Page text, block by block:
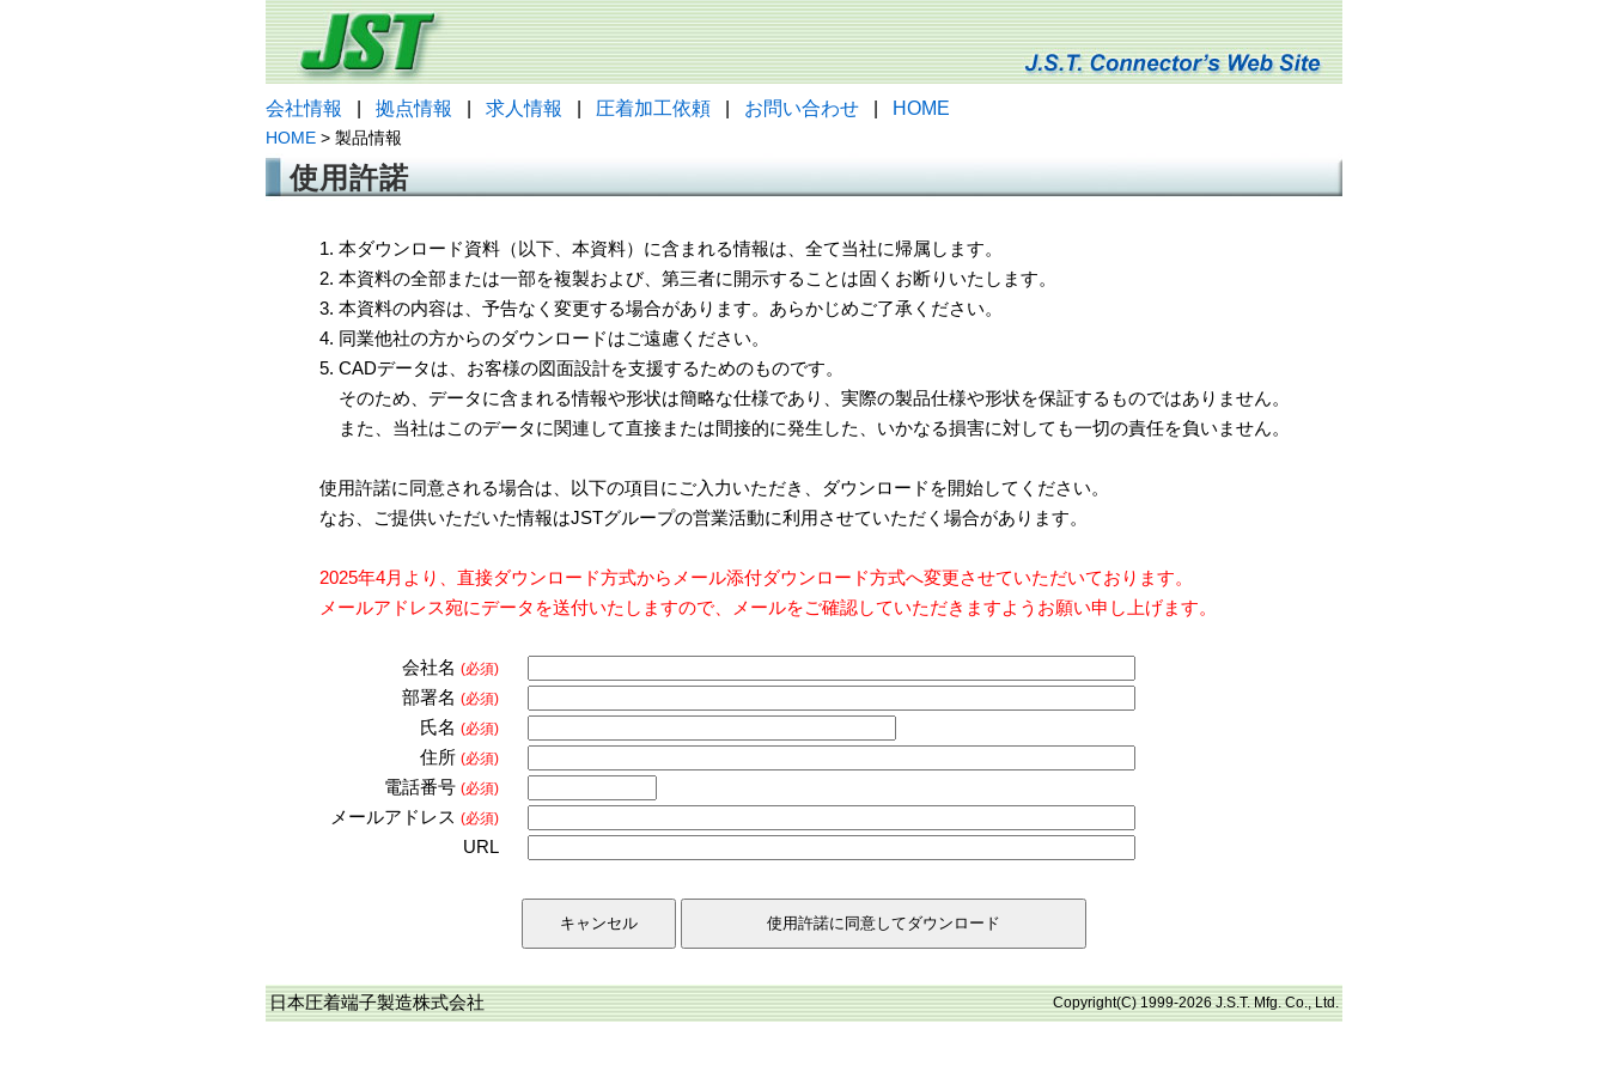
会社情報 拠点情報 求人情報 圧着加工依頼 お問い合わせ HOME
HOME > 製品情報
使用許諾
1. 本ダウンロード資料（以下、本資料）に含まれる情報は、全て当社に帰属します。
2. 本資料の全部または一部を複製および、第三者に開示することは固くお断りいたします。
3. 本資料の内容は、予告なく変更する場合があります。あらかじめご了承ください。
4. 同業他社の方からのダウンロードはご遠慮ください。
5. CADデータは、お客様の図面設計を支援するためのものです。
そのため、データに含まれる情報や形状は簡略な仕様であり、実際の製品仕様や形状を保証するものではありません。
また、当社はこのデータに関連して直接または間接的に発生した、いかなる損害に対しても一切の責任を負いません。
使用許諾に同意される場合は、以下の項目にご入力いただき、ダウンロードを開始してください。
なお、ご提供いただいた情報はJSTグループの営業活動に利用させていただく場合があります。
2025年4月より、直接ダウンロード方式からメール添付ダウンロード方式へ変更させていただいております。
メールアドレス宛にデータを送付いたしますので、メールをご確認していただきますようお願い申し上げます。
会社名 (必須)
部署名 (必須)
氏名 (必須)
住所 (必須)
電話番号 (必須)
メールアドレス (必須)
URL
日本圧着端子製造株式会社 Copyright(C) 1999-2026 J.S.T. Mfg. Co., Ltd.